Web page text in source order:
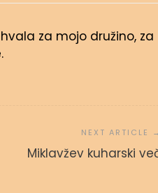
za mojo družino, za
Miklavžev kuharski
admin 15. novembra, 2016